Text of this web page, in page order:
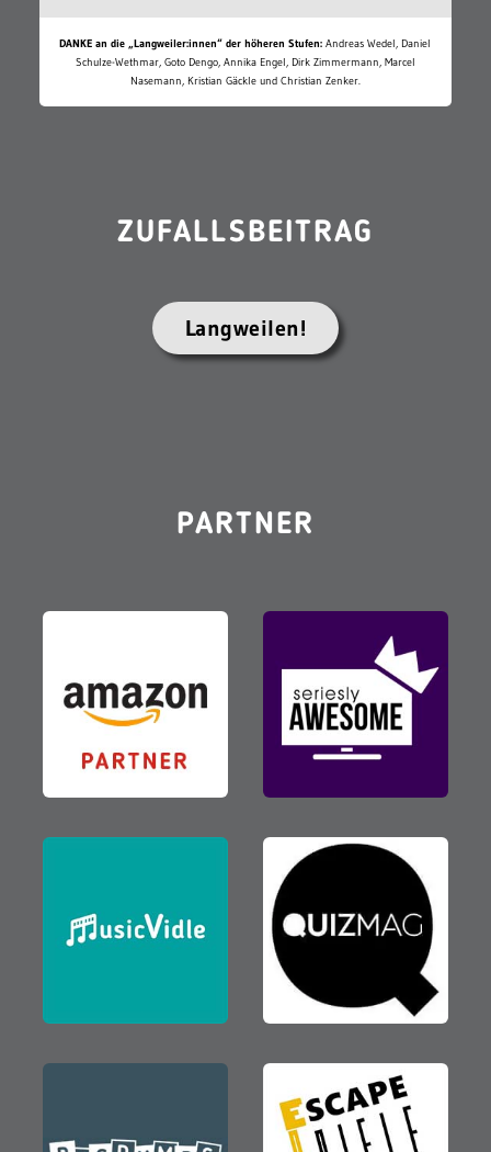
DANKE an die „Langweiler:innen“ der höheren Stufen: Andreas Wedel, Daniel
Schulze-Wethmar, Goto Dengo, Annika Engel, Dirk Zimmermann, Marcel
Nasemann, Kristian Gäckle und Christian Zenker.
ZUFALLSBEITRAG
Langweilen!
PARTNER